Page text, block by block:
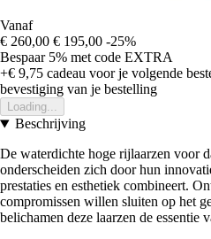
Vanaf
€ 260,00 € 195,00 -25%
Bespaar 5% met code EXTRA
+€ 9,75 cadeau voor je volgende
bevestiging van je bestelling
Loading...
Beschrijving
De waterdichte hoge rijlaarzen voor
onderscheiden zich door hun
prestaties en esthetiek combineert.
compromissen willen sluiten op het
belichamen deze laarzen de essentie